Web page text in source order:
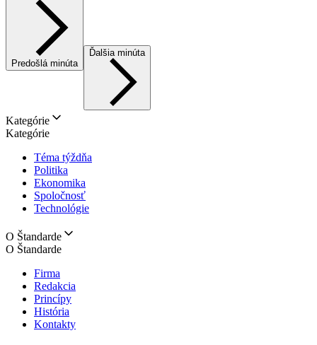
Predošlá minúta
Ďalšia minúta
Kategórie
Kategórie
Téma týždňa
Politika
Ekonomika
Spoločnosť
Technológie
O Štandarde
O Štandarde
Firma
Redakcia
Princípy
História
Kontakty